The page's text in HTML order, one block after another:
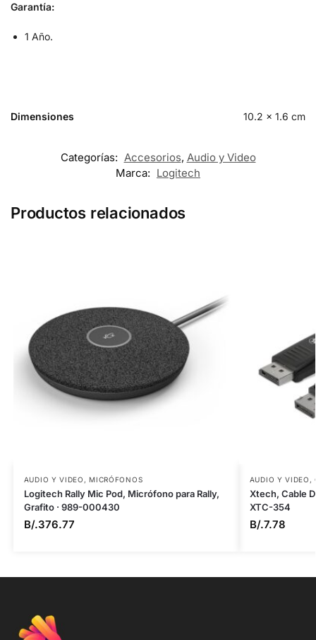
Garantía:
1 Año.
Dimensiones 10.2 × 1.6 cm
Categorías: Accesorios, Audio y Video
Marca: Logitech
Productos relacionados
AUDIO Y VIDEO , MICRÓFONOS
Logitech Rally Mic Pod, Micrófono para Rally,
Grafito · 989-000430
B/.376.77
AUDIO Y VIDEO ,
Xtech, Cable
XTC-354
B/.7.78